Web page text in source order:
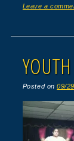
Leave a
Posted on09/